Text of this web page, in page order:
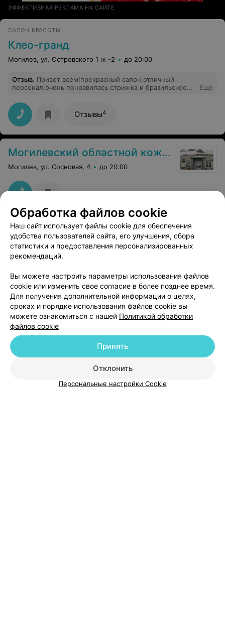
ЭФФЕКТИВНАЯ РЕКЛАМА НА САЙТЕ
САЛОН КРАСОТЫ
Клео-гранд
Могилев, ул. Островского 1 ж -2 до 20:00
Отзыв. Привет всем!прекрасный салон,отличный
персонал,очень понравилась стрижка и бразильское
Еще
Отзывы4
Могилевский областной кожно-венерологический диспансер
Могилев, ул. Сосновая, 4 до 20:00
ЭФФЕКТИВНАЯ РЕКЛАМА НА САЙТЕ
Добавить компанию
Добавить специалиста
Обработка файлов cookie
Наш сайт использует файлы cookie для обеспечения
удобства пользователей сайта, его улучшения, сбора
статистики и предоставления персонализированных
рекомендаций.
Вы можете настроить параметры использования файлов
cookie или изменить свое согласие в более позднее время.
Для получения дополнительной информации о целях,
сроках и порядке использования файлов cookie вы
можете ознакомиться с нашей Политикой обработки
файлов cookie
Отклонить
Принять
Персональные настройки Cookie